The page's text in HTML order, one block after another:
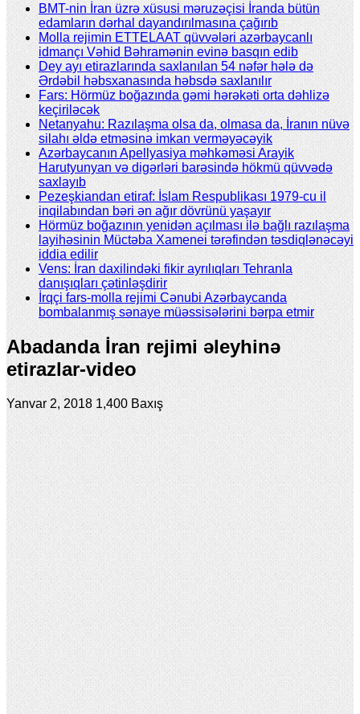
BMT-nin İran üzrə xüsusi məruzəçisi İranda bütün
edamların dərhal dayandırılmasına çağırıb
Molla rejimin ETTELAAT qüvvələri azərbaycanlı
idmançı Vəhid Bəhramənin evinə basqın edib
Dey ayı etirazlarında saxlanılan 54 nəfər hələ də
Ərdəbil həbsxanasında həbsdə saxlanılır
Fars: Hörmüz boğazında gəmi hərəkəti orta dəhlizə
keçiriləcək
Netanyahu: Razılaşma olsa da, olmasa da, İranın nüvə
silahı əldə etməsinə imkan verməyəcəyik
Azərbaycanın Apellyasiya məhkəməsi Arayik
Harutyunyan və digərləri barəsində hökmü qüvvədə
saxlayıb
Pezeşkiandan etiraf: İslam Respublikası 1979-cu il
inqilabından bəri ən ağır dövrünü yaşayır
Hörmüz boğazının yenidən açılması ilə bağlı razılaşma
layihəsinin Müctəba Xamenei tərəfindən təsdiqlənəcəyi
iddia edilir
Vens: İran daxilindəki fikir ayrılıqları Tehranla
danışıqları çətinləşdirir
İrqçi fars-molla rejimi Cənubi Azərbaycanda
bombalanmış sənaye müəssisələrini bərpa etmir
Abadanda İran rejimi əleyhinə
etirazlar-video
Yanvar 2, 2018 1,400 Baxış